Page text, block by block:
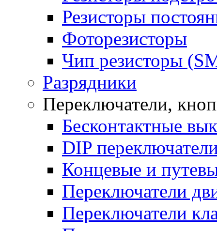
Резисторы
Фоторезисторы
Чип резисторы
Разрядники
Переключатели,
Бесконтактные
DIP
Концевые и
Переключатели
Переключатели